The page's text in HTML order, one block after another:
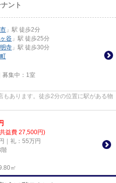
ント
」駅 徒歩2分
谷 」駅 徒歩25分
寺 」駅 徒歩30分
集中： 1室
あります。徒歩2分の位置に駅がある物
益費 27,500円)
｜礼：55万円
階
㎡